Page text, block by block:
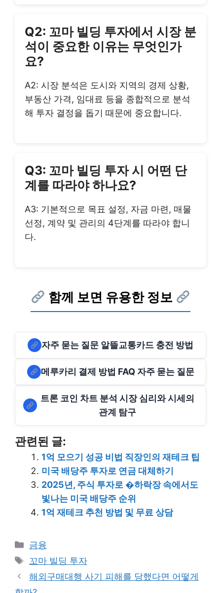
Q2: 꼬마 빌딩 투자에서 시장 분
석이 중요한 이유는 무엇인가
요?
A2: 시장 분석은 도시와 지역의 경제 상황,
부동산 가격, 임대료 등을 종합적으로 분석
해 투자 결정을 돕기 때문에 중요합니다.
Q3: 꼬마 빌딩 투자 시 어떤 단
계를 따라야 하나요?
A3: 기본적으로 목표 설정, 자금 마련, 매물
선정, 계약 및 관리의 4단계를 따라야 합니
다.
함께 보면 유용한 정보
자주 묻는 질문 알뜰교통카드 충전 방법
메루카리 결제 방법 FAQ 자주 묻는 질문
트론 코인 차트 분석 시장 심리와 시세의
관계 탐구
관련된 글:
1억 모으기 성공 비법 직장인의 재테크 팁
미국 배당주 투자로 연금 대체하기
2025년, 주식 투자로 �하락장 속에서도
빛나는 미국 배당주 순위
1억 재테크 추천 방법 및 무료 상담
Categories
금융
Tags
꼬마 빌딩 투자
해외구매대행 사기 피해를 당했다면 어떻게